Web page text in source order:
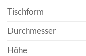
Tischform
Durchmesser
Höhe